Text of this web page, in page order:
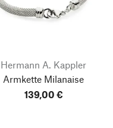
Hermann A. Kappler
Armkette Milanaise
139,00 €